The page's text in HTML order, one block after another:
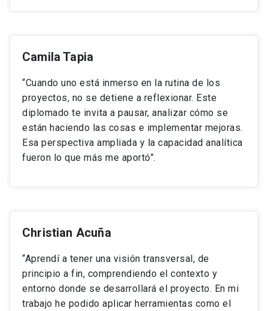
Camila Tapia
“Cuando uno está inmerso en la rutina de los
proyectos, no se detiene a reflexionar. Este
diplomado te invita a pausar, analizar cómo se
están haciendo las cosas e implementar mejoras.
Esa perspectiva ampliada y la capacidad analítica
fueron lo que más me aportó”.
Christian Acuña
“Aprendí a tener una visión transversal, de
principio a fin, comprendiendo el contexto y
entorno donde se desarrollará el proyecto. En mi
trabajo he podido aplicar herramientas como el